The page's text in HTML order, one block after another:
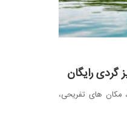
گردی رایگان
مکان های تفریحی،